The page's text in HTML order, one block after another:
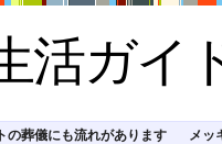
活ガイ
の葬儀にも流れがあります メッ